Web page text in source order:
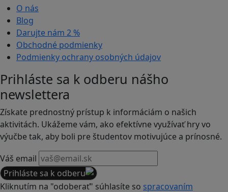
O nás
Blog
Darujte nám 2 %
Obchodné podmienky
Podmienky ochrany osobných údajov
Prihláste sa k odberu nášho
newslettera
Získate prednostný prístup k informáciám o našich
aktivitách. Ukážeme vám, ako efektívne využívať hry vo
výučbe tak, aby boli pre študentov motivujúce a prínosné.
Váš email
Prihláste sa k odberu
Kliknutím na "odoberať" súhlasíte so spracovaním